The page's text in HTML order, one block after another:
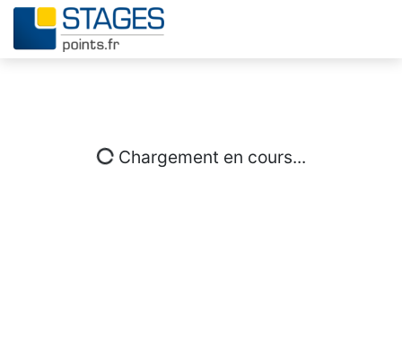
Chargement en cours...